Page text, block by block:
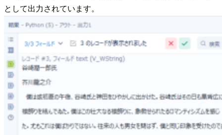
として出力されています。